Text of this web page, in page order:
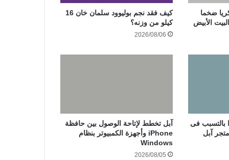
ضخما
الأبيض
كيف فقد نجم بوليوود سلمان خان 16
كيلو من وزنه؟
2026/08/06
بالتسبب فى
آبل
آبل تخطط لإتاحة الوصول بين حافظة
iPhone وأجهزة الكمبيوتر بنظام
Windows
2026/08/05